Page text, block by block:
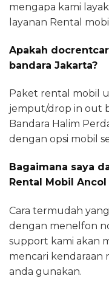
mengapa kami
layanan Rental
Apakah
bandara Jakarta?
Paket rental mobil
jemput/drop in out
Bandara Halim
dengan opsi mobil
Bagaimana saya
Rental Mobil
Cara termudah
dengan menelfon
support kami akan
mencari
anda gunakan.